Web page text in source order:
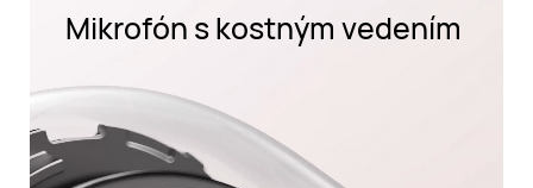
Mikrofón s kostným vedením